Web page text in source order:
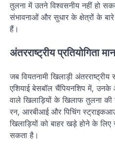
तुलना में उतने विश्वसनीय नहीं हो
संभावनाओं और सुधार के क्षेत्रों के
हैं।
अंतरराष्ट्रीय प्रतियोगिता
जब वियतनामी खिलाड़ी
एशियाई बेसबॉल चैंपियनशिप में,
वाले खिलाड़ियों के खिलाफ तुलना की
रन, आरबीआई और पिचिंग
खिलाड़ियों को बाहर खड़े होने के
सकता है।